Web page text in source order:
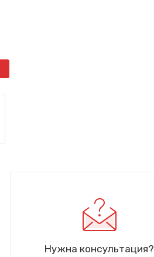
Нужна консультация?